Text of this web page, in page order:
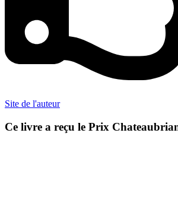
Site de l'auteur
Ce livre a reçu le Prix